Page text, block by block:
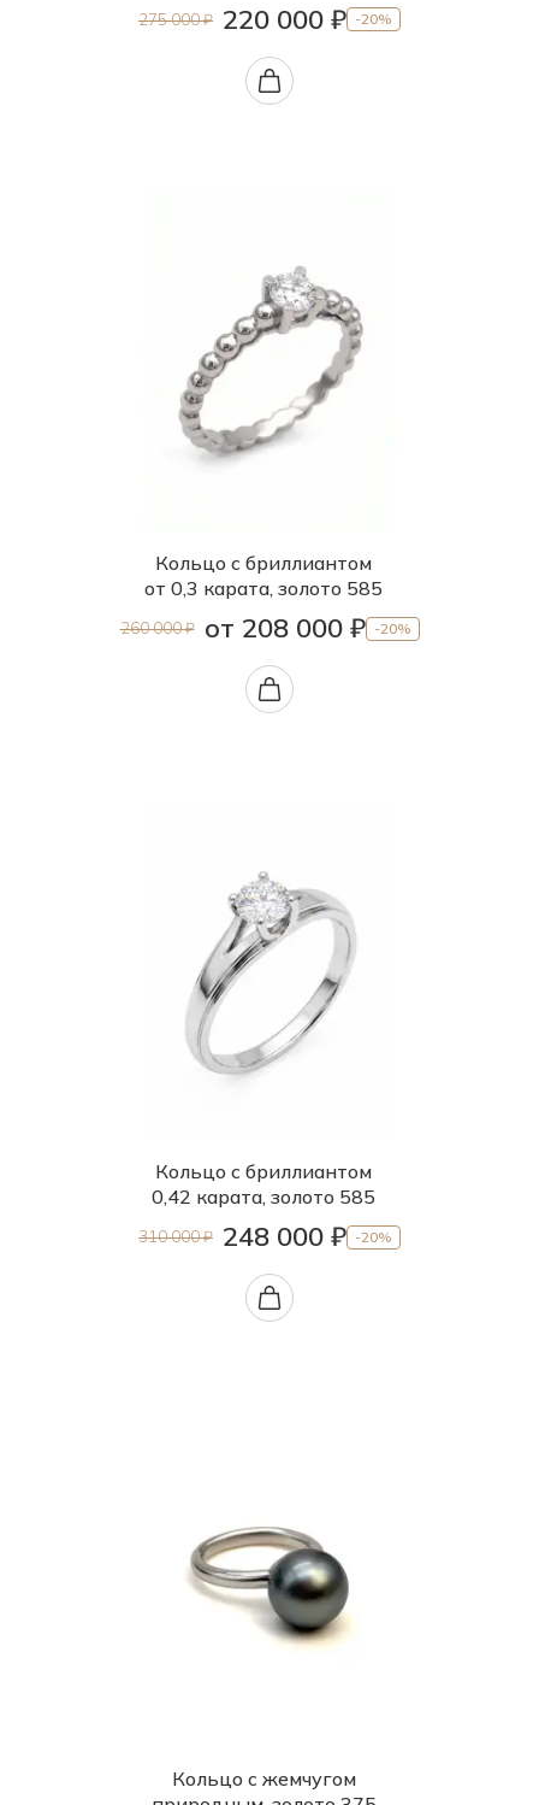
275 000 ₽ 220 000 ₽ -20%
Кольцо с бриллиантом
от 0,3 карата, золото 585
260 000 ₽ от 208 000 ₽ -20%
Кольцо с бриллиантом
0,42 карата, золото 585
310 000 ₽ 248 000 ₽ -20%
Кольцо с жемчугом